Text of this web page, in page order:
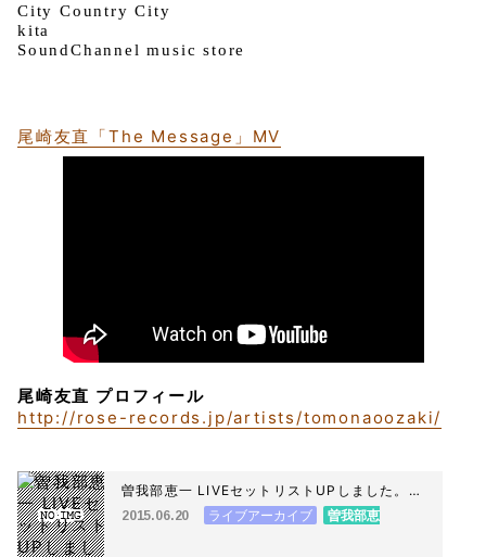
City Country City
kita
SoundChannel music store
尾崎友直「The Message」MV
尾崎友直 プロフィール
http://rose-records.jp/artists/tomonaoozaki/
曽我部恵一 LIVEセットリストUPしました。
6/20＜YATSUI FESTIVAL! 2015＞@東京 渋
2015.06.20 ライブアーカイブ
曽我部恵